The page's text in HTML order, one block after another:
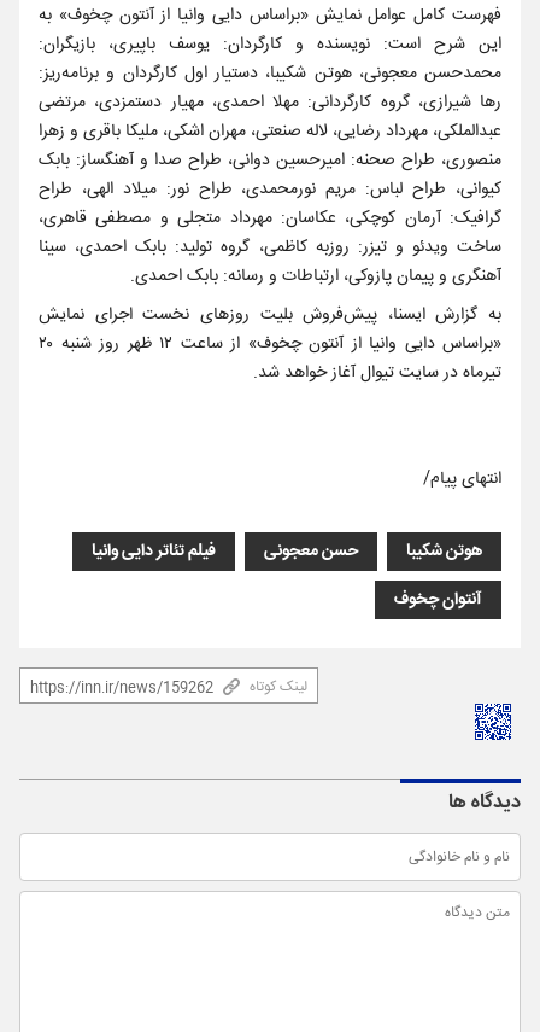
فهرست کامل عوامل نمایش «براساس دایی وانیا از آنتون چخوف» به
این شرح است: نویسنده و کارگردان: یوسف باپیری، بازیگران:
محمدحسن معجونی، هوتن شکیبا، دستیار اول کارگردان و برنامه‌ریز:
رها شیرازی، گروه کارگردانی: مهلا احمدی، مهیار دستمزدی، مرتضی
عبدالملکی، مهرداد رضایی، لاله صنعتی، مهران اشکی، ملیکا باقری و زهرا
منصوری، طراح صحنه: امیرحسین دوانی، طراح صدا و آهنگساز: بابک
کیوانی، طراح لباس: مریم نورمحمدی، طراح نور: میلاد الهی، طراح
گرافیک: آرمان کوچکی، عکاسان: مهرداد متجلی و مصطفی قاهری،
ساخت ویدئو و تیزر: روزبه کاظمی، گروه تولید: بابک احمدی، سینا
آهنگری و پیمان پازوکی، ارتباطات و رسانه: بابک احمدی.
به گزارش ایسنا، پیش‌فروش بلیت روزهای نخست اجرای نمایش
«براساس دایی‌ وانیا از آنتون چخوف» از ساعت ۱۲ ظهر روز شنبه ۲۰
تیرماه در سایت تیوال آغاز خواهد شد.
انتهای پیام/
هوتن شکیبا حسن معجونی
فیلم تئاتر دایی وانیا
آنتوان چخوف
لینک کوتاه
دیدگاه ها